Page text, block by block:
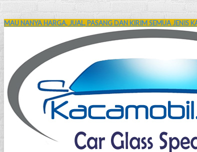
MAU NANYA HARGA, JUAL, PASANG DAN KIRIM SEMUA JENIS